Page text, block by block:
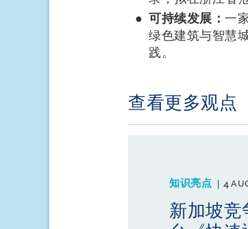
可持续发展： 一
绿色建筑与智慧
践。
查看更多观点
知识亮点 4
新加坡竞